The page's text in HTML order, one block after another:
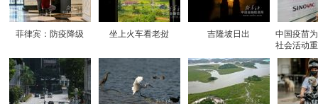
菲律宾：防疫降级 坐上火车看老挝 吉隆坡日出
中国疫苗
社会活动